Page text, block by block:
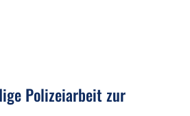
Polizeiarbeit zur